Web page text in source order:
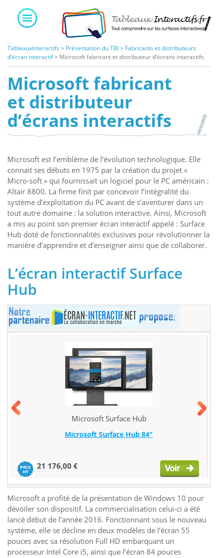
content
TableauxInteractifs > Présentation du TBI> Fabricants et distributeurs
d’écran interactif> Microsoft fabricant et distributeur d’écrans interactifs
Microsoft fabricant
et distributeur
d’écrans interactifs
Microsoft est l’emblème de l’évolution technologique. Elle
connait ses débuts en 1975 par la création du projet «
Micro-soft » qui fournissait un logiciel pour le PC américain :
Altair 8800. La firme finit par concevoir l’intégralité du
système d’exploitation du PC avant de s’aventurer dans un
tout autre domaine : la solution interactive. Ainsi, Microsoft
a mis au point son premier écran interactif appelé : Surface
Hub doté de fonctionnalités exclusives pour révolutionner la
manière d’apprendre et d’enseigner ainsi que de collaborer.
L’écran interactif Surface
Hub
Microsoft Surface Hub
Microsoft Surface Hub 84"
21 176,00 €
Microsoft a profité de la présentation de Windows 10 pour
dévoiler son dispositif. La commercialisation celui-ci a été
lancé début de l’année 2016. Fonctionnant sous le nouveau
système, elle se décline en deux modèles de l’écran 55
pouces avec sa résolution Full HD embarquant un
processeur Intel Core i5, ainsi que l’écran 84 pouces